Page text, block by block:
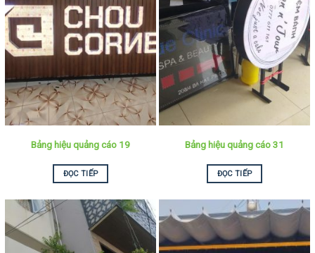
Bảng hiệu quảng cáo 19
ĐỌC TIẾP
Bảng hiệu quảng cáo 31
ĐỌC TIẾP